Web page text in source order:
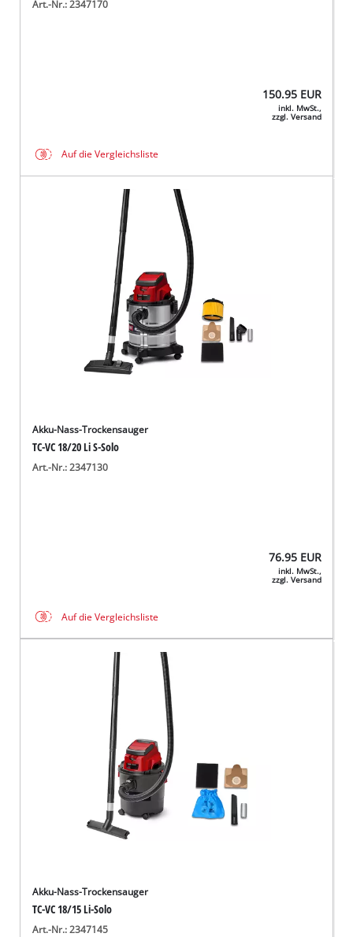
Art.-Nr.: 2347170
150.95 EUR
inkl. MwSt.,
zzgl. Versand
Auf die Vergleichsliste
Akku-Nass-Trockensauger
TC-VC 18/20 Li S-Solo
Art.-Nr.: 2347130
76.95 EUR
inkl. MwSt.,
zzgl. Versand
Auf die Vergleichsliste
Akku-Nass-Trockensauger
TC-VC 18/15 Li-Solo
Art.-Nr.: 2347145